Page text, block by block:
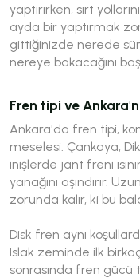
yaptırırken, sırt
ayda bir yaptırmak
gittiğinizde nerede
nereye bakacağını
Fren tipi ve
Ankara'da fren tipi,
meselesi. Çankaya,
inişlerde jant freni
yanağını aşındırır.
zorunda kalır, ki bu
Disk fren aynı
Islak zeminde ilk
sonrasında fren gücü